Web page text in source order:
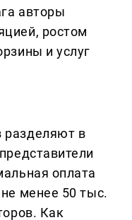
авторы
ростом
и услуг
разделяют в
оплата
менее 50 тыс.
Как